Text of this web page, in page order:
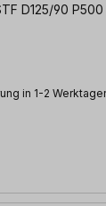
D125/90 P500
in 1-2